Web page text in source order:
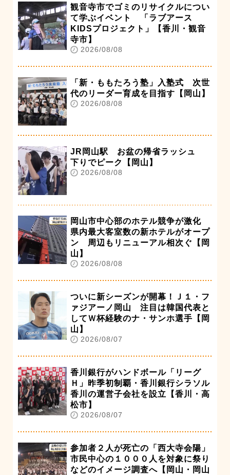
観音寺市でゴミのリサイクルについ
て学ぶイベント 「ラブアース
KIDSプロジェクト」【香川・観音
寺市】
2026/08/08
「新・ももたろう塾」入塾式 次世
代のリーダー育成を目指す【岡山】
2026/08/08
JR岡山駅 お盆の帰省ラッシュ
下りでピーク【岡山】
2026/08/08
岡山市中心部のホテル競争が激化
県内最大客室数の新ホテルがオープ
ン 周辺もリニューアル相次ぐ【岡
山】
2026/08/08
ついに新シーズンが開幕！Ｊ１・フ
ァジアーノ岡山 注目は韓国代表と
してＷ杯経験のナ・サンホ選手【岡
山】
2026/08/07
香川銀行がハンドボール「リーグ
Ｈ」昨季初制覇・香川銀行シラソル
香川の運営子会社を設立【香川・高
松市】
2026/08/07
参加者２人が死亡の「西大寺会陽」
市民中心の１０００人を対象に祭り
などのイメージ調査へ【岡山・岡山